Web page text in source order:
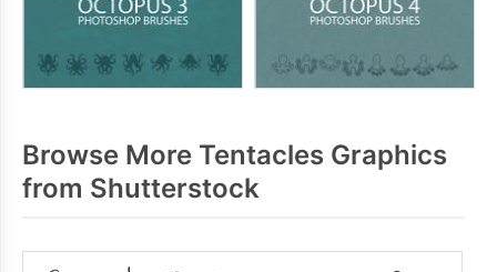
Browse More Tentacles Graphics
from Shutterstock